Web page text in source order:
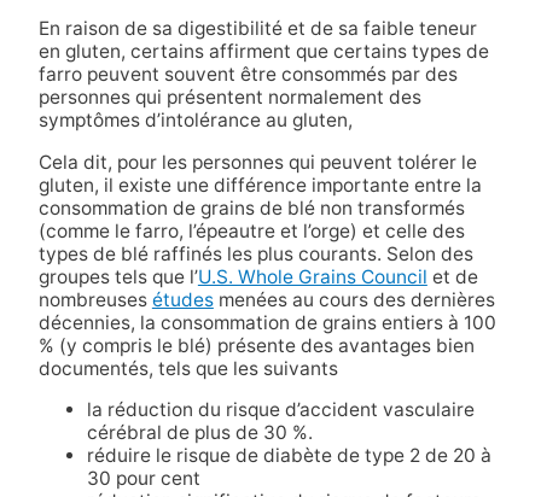
En raison de sa digestibilité et de sa faible teneur
en gluten, certains affirment que certains types de
farro peuvent souvent être consommés par des
personnes qui présentent normalement des
symptômes d’intolérance au gluten,
Cela dit, pour les personnes qui peuvent tolérer le
gluten, il existe une différence importante entre la
consommation de grains de blé non transformés
(comme le farro, l’épeautre et l’orge) et celle des
types de blé raffinés les plus courants. Selon des
groupes tels que l’U.S. Whole Grains Council et de
nombreuses étudesmenées au cours des dernières
décennies, la consommation de grains entiers à 100
% (y compris le blé) présente des avantages bien
documentés, tels que les suivants
la réduction du risque d’accident vasculaire
cérébral de plus de 30 %.
réduire le risque de diabète de type 2 de 20 à
30 pour cent